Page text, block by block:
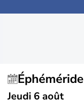
Éphéméride
Jeudi 6 août